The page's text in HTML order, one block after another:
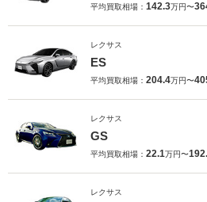
平均買取相場： 142.3万円〜
レクサス
ES
平均買取相場： 204.4万円〜
レクサス
GS
平均買取相場： 22.1万円〜
レクサス